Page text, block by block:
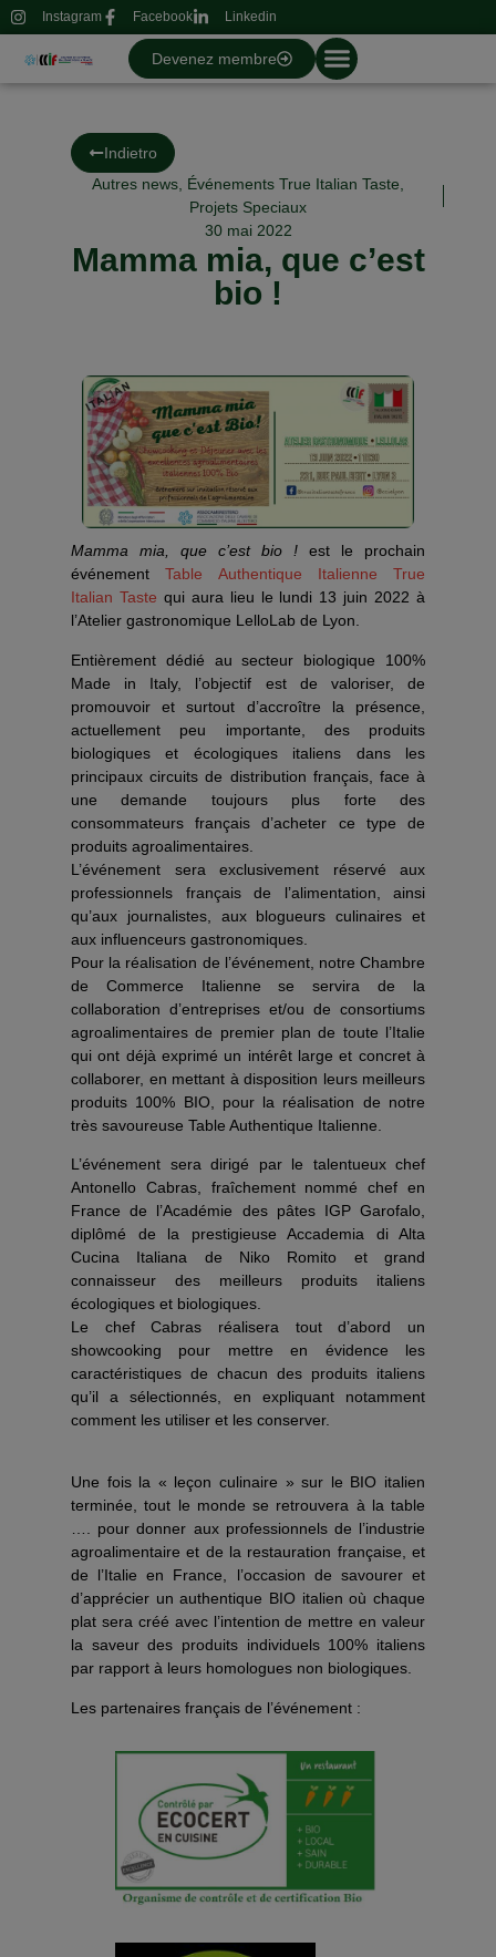
Instagram Facebook Linkedin
Devenez membre
Indietro
Autres news, Événements True Italian Taste
Projets Speciaux
30 mai 2022
Mamma mia, que c’est
bio !
Mamma mia, que c’est bio ! est le prochain
événementTable Authentique Italienne True
Italian Taste qui aura lieu le lundi 13 juin 2022 à
l’Atelier gastronomique LelloLab de Lyon.
Entièrement dédié au secteur biologique 100%
Made in Italy, l’objectif est de valoriser, de
promouvoir et surtout d’accroître la présence,
actuellement peu importante, des produits
biologiques et écologiques italiens dans les
principaux circuits de distribution français, face à
une demande toujours plus forte des
consommateurs français d’acheter ce type de
produits agroalimentaires.
L’événement sera exclusivement réservé aux
professionnels français de l’alimentation, ainsi
qu’aux journalistes, aux blogueurs culinaires et
aux influenceurs gastronomiques.
Pour la réalisation de l’événement, notre Chambre
de Commerce Italienne se servira de la
collaboration d’entreprises et/ou de consortiums
agroalimentaires de premier plan de toute l’Italie
qui ont déjà exprimé un intérêt large et concret à
collaborer, en mettant à disposition leurs meilleurs
produits 100% BIO, pour la réalisation de notre
très savoureuse Table Authentique Italienne.
L’événement sera dirigé par le talentueux chef
Antonello Cabras, fraîchement nommé chef en
France de l’Académie des pâtes IGP Garofalo,
diplômé de la prestigieuse Accademia di Alta
Cucina Italiana de Niko Romito et grand
connaisseur des meilleurs produits italiens
écologiques et biologiques.
Le chef Cabras réalisera tout d’abord un
showcooking pour mettre en évidence les
caractéristiques de chacun des produits italiens
qu’il a sélectionnés, en expliquant notamment
comment les utiliser et les conserver.
Une fois la « leçon culinaire » sur le BIO italien
terminée, tout le monde se retrouvera à la table
…. pour donner aux professionnels de l’industrie
agroalimentaire et de la restauration française, et
de l’Italie en France, l’occasion de savourer et
d’apprécier un authentique BIO italien où chaque
plat sera créé avec l’intention de mettre en valeur
la saveur des produits individuels 100% italiens
par rapport à leurs homologues non biologiques.
Les partenaires français de l’événement :